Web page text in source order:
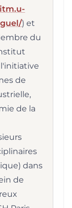
) et
du
de
de la
dans
de